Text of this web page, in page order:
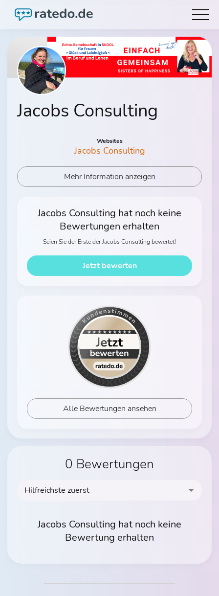
Jacobs Consulting
Websites
Jacobs Consulting
Mehr Information anzeigen
Jacobs Consulting hat noch keine
Bewertungen erhalten
Seien Sie der Erste der Jacobs Consulting bewertet!
Jetzt bewerten
Alle Bewertungen ansehen
0 Bewertungen
Hilfreichste zuerst
Jacobs Consulting hat noch keine
Bewertung erhalten